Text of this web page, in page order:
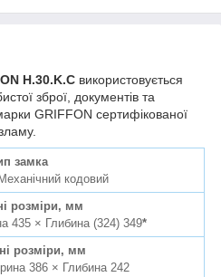
H.30.K.C використовується
зброї, документів та
GRIFFON сертифікованої
замка
кодовий
розміри, мм
435 × Глибина (324) 349*
розміри, мм
386 × Глибина 242